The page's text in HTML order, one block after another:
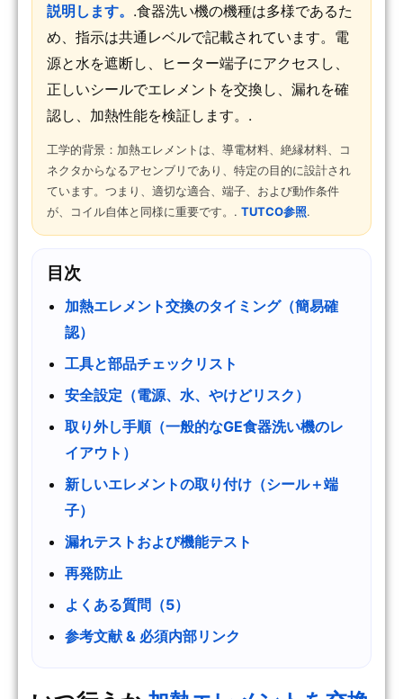
説明します。 .食器洗い機の機種は多様であるた
め、指示は共通レベルで記載されています。電
源と水を遮断し、ヒーター端子にアクセスし、
正しいシールでエレメントを交換し、漏れを確
認し、加熱性能を検証します。.
工学的背景：加熱エレメントは、導電材料、絶縁材料、コ
ネクタからなるアセンブリであり、特定の目的に設計され
ています。つまり、適切な適合、端子、および動作条件
が、コイル自体と同様に重要です。. TUTCO参照.
目次
加熱エレメント交換のタイミング（簡易確
認）
工具と部品チェックリスト
安全設定（電源、水、やけどリスク）
取り外し手順（一般的なGE食器洗い機のレ
イアウト）
新しいエレメントの取り付け（シール＋端
子）
漏れテストおよび機能テスト
再発防止
よくある質問（5）
参考文献 & 必須内部リンク